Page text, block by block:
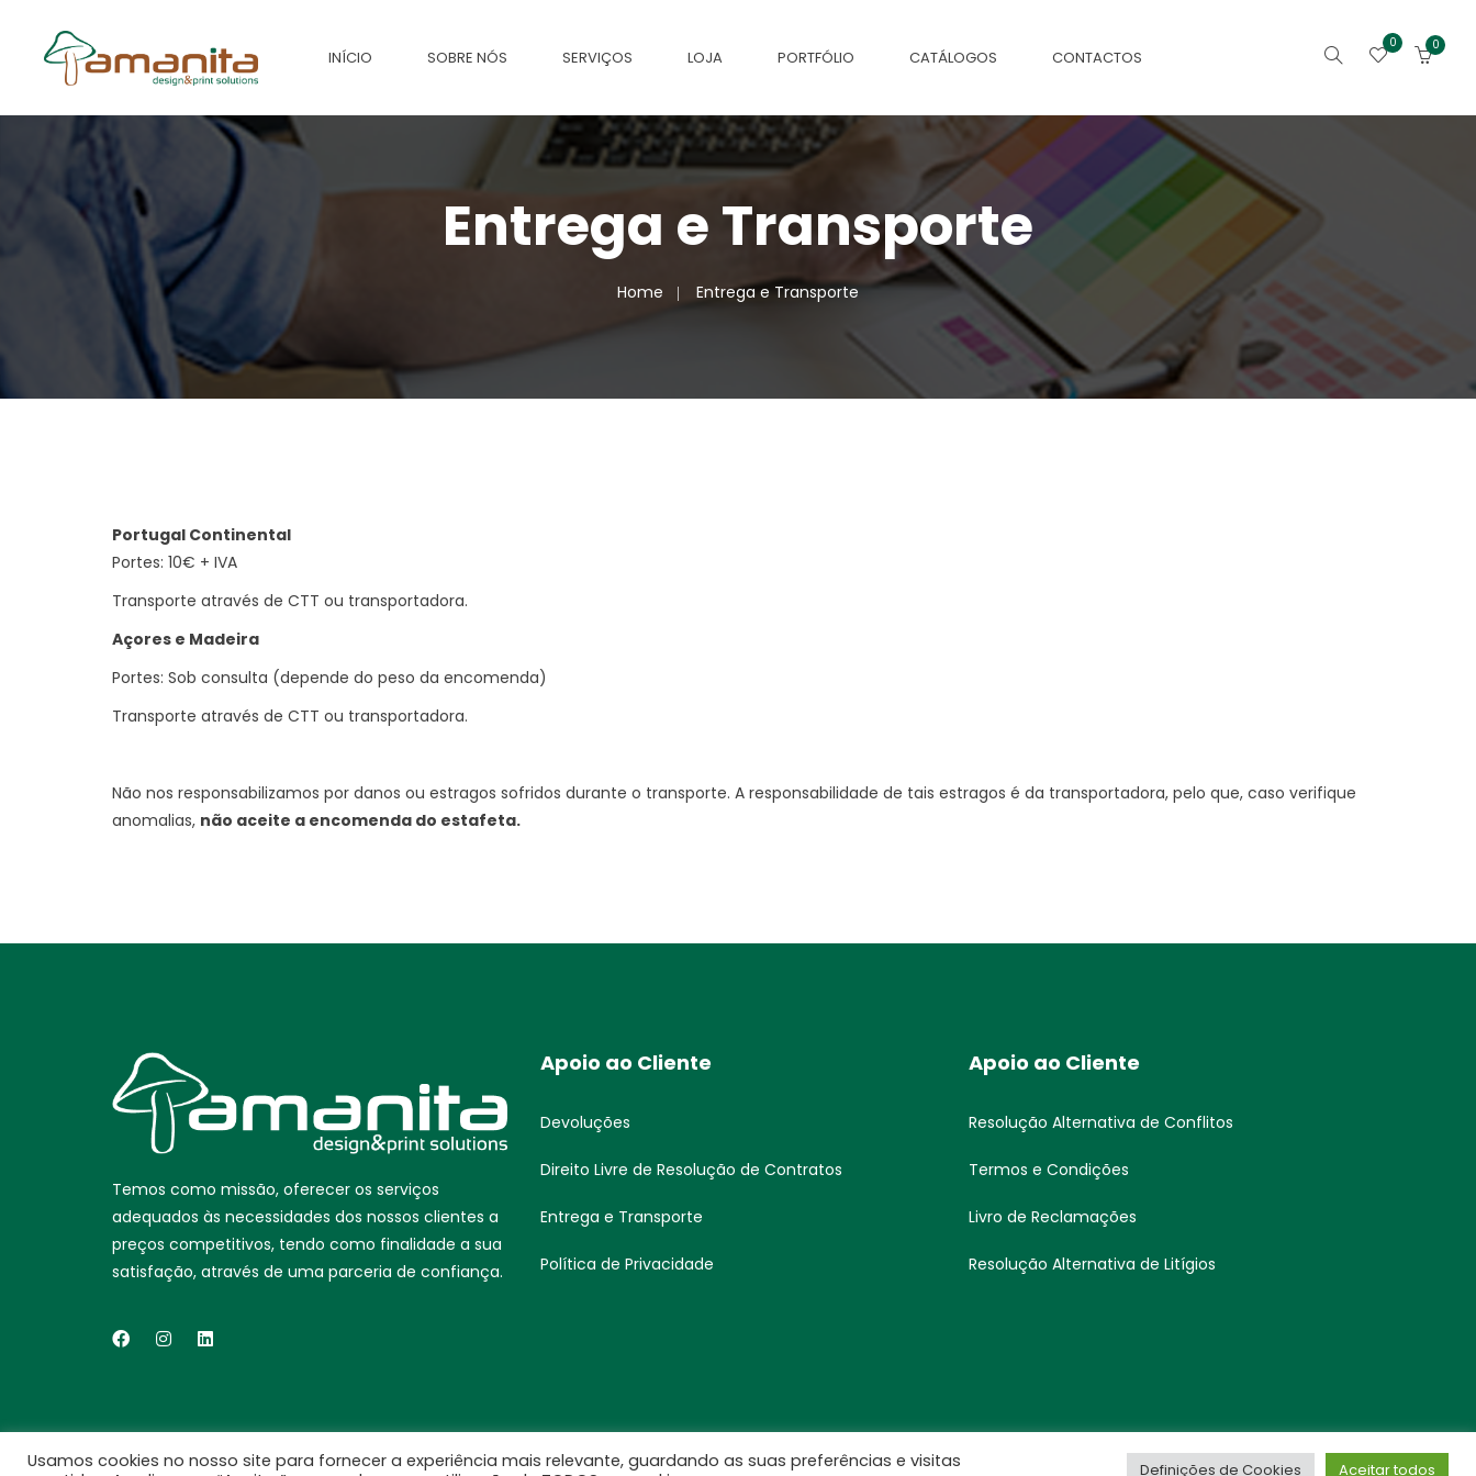
INÍCIO SOBRE NÓS SERVIÇOS LOJA PORTFÓLIO CATÁLOGOS CONTACTOS
0 0
Entrega e Transporte
Home Entrega e Transporte
Portugal Continental
Portes: 10€ + IVA
Transporte através de CTT ou transportadora.
Açores e Madeira
Portes: Sob consulta (depende do peso da encomenda)
Transporte através de CTT ou transportadora.
Não nos responsabilizamos por danos ou estragos sofridos durante o transporte. A responsabilidade de tais estragos é da transportadora, pelo que, caso verifique
anomalias, não aceite a encomenda do estafeta.
Temos como missão, oferecer os serviços
adequados às necessidades dos nossos clientes a
preços competitivos, tendo como finalidade a sua
satisfação, através de uma parceria de confiança.
Apoio ao Cliente
Devoluções
Direito Livre de Resolução de Contratos
Entrega e Transporte
Política de Privacidade
Apoio ao Cliente
Resolução Alternativa de Conflitos
Termos e Condições
Livro de Reclamações
Resolução Alternativa de Litígios
Copyright © 2021Amanita , All Rights Reserved.
Usamos cookies no nosso site para fornecer a experiência mais relevante, guardando as suas preferências e visitas
Definições de Cookies Aceitar todos